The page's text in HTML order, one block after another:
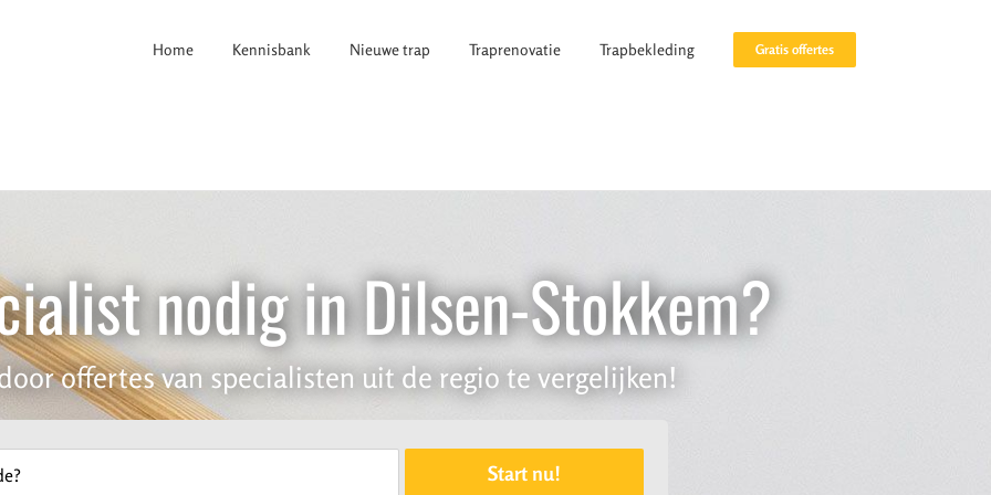
Home Kennisbank Nieuwe trap Traprenovatie Trapbekleding Gratis offertes
nodig in Dilsen-Stokkem?
offertes van specialisten uit de regio te vergelijken!
Start nu!